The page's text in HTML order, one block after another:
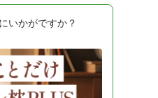
いかがですか？